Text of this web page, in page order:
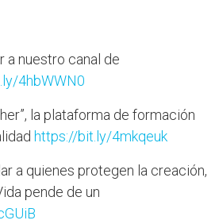
a nuestro canal de
4hbWWN0
la plataforma de formación
https://bit.ly/4mkqeuk
a quienes protegen la creación,
pende de un